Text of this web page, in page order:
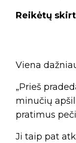
Reikėtų
Viena
„Prieš
minučių
pratimus
Ji taip pat